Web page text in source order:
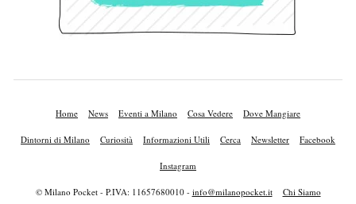
Home News Eventi a Milano Cosa Vedere Dove Mangiare
Dintorni di Milano Curiosità Informazioni Utili Cerca Newsletter Facebook
Instagram
© Milano Pocket - P.IVA: 11657680010 - info@milanopocket.it Chi Siamo